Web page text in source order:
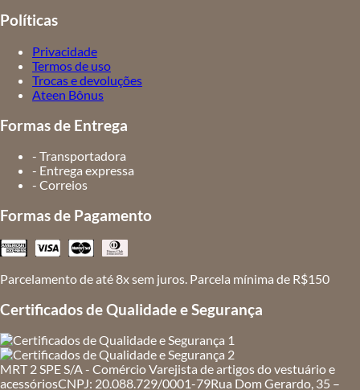
Políticas
Privacidade
Termos de uso
Trocas e devoluções
Ateen Bônus
Formas de Entrega
- Transportadora
- Entrega expressa
- Correios
Formas de Pagamento
Parcelamento de até 8x sem juros. Parcela mínima de R$150
Certificados de Qualidade e Segurança
MRT 2 SPE S/A - Comércio Varejista de artigos do vestuário e
acessóriosCNPJ: 20.088.729/0001-79Rua Dom Gerardo, 35 –